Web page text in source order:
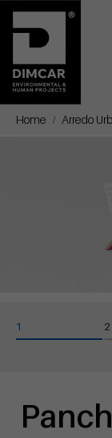
Home Arredo